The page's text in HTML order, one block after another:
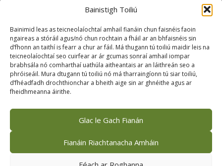
Bainistigh Toiliú
Bainimid leas as teicneolaíochtaí amhail fianáin chun faisnéis faoin
ngaireas a stóráil agus/nó chun rochtain a fháil ar an bhfaisnéis sin
d’fhonn an taithí is fearr a chur ar fáil. Má thugann tú toiliú maidir leis na
teicneolaíochtaí seo cuirfear ar ár gcumas sonraí amhail iompar
brabhsála nó comharthaí uathúla aitheantais ar an láithreán seo a
phróiseáil. Mura dtugann tú toiliú nó má tharraingíonn tú siar toiliú,
d’fhéadfadh drochthionchar a bheith aige sin ar ghnéithe agus ar
fheidhmeanna áirithe.
Glac le Gach Fianán
Fianáin Riachtanacha Amháin
Bhunaigh an Rialtas Coiste Ramsar Bogaigh na hÉireann chun cabhrú
le hÉirinn a riachtanais a chomhlíonadh mar shínitheoir
leCoinbhinsiún Ramsar. Is grúpa ionadaíoch forleathan muid, a
bunaíodh chun cuidiú le cosaint, le meas agus le tuiscint ar bhogaigh
in Éirinn agus chun cur i bhfeidhm an Choinbhinsiúin seo a chur chun
cinn. Téigh idteagmháil linn le haon tuairimí nó ceisteanna.
Facebook
X (Twitter)
FlickrInstagram
Bluesky